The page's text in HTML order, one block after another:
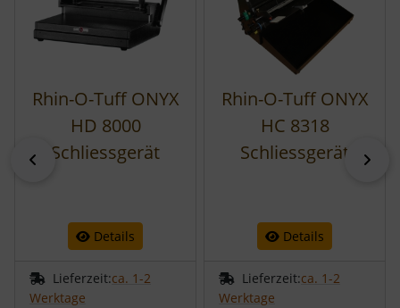
zurück
Rhin-O-Tuff ONYX
HD 8000
Schliessgerät
Details
Lieferzeit:ca. 1-2
Werktage
Rhin-O-Tuff ONYX
HC 8318
Schliessgerät
Details
Lieferzeit:ca. 1-2
Werktage